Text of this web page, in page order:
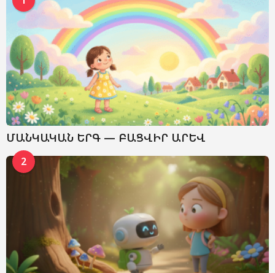
ՄԱՆԿԱԿԱՆ ԵՐԳ — ԲԱՑՎԻՐ ԱՐԵՎ
2